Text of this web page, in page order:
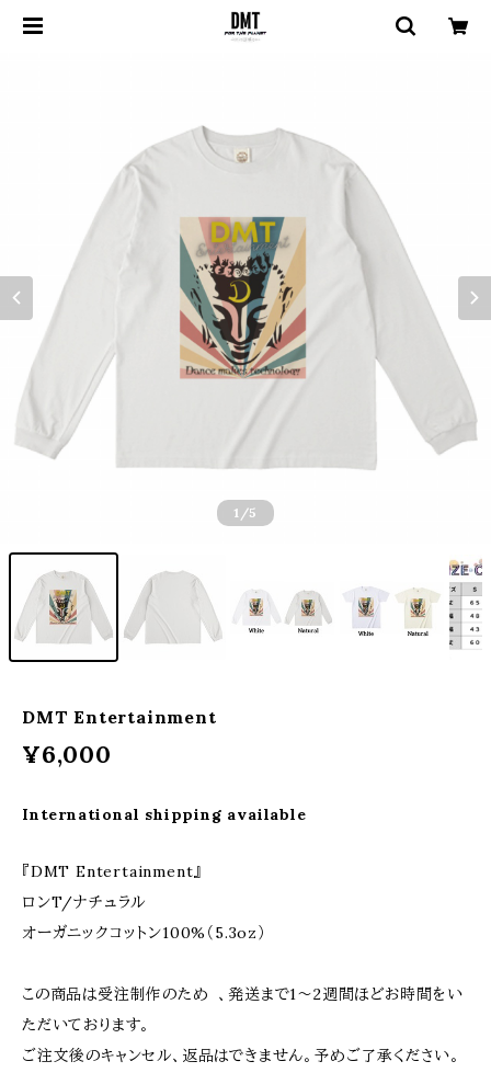
1 /5
DMT Entertainment
¥6,000
International shipping available
『DMT Entertainment』
ロンT/ナチュラル
オーガニックコットン100%（5.3oz）
この商品は受注制作のため 、発送まで1〜2週間ほどお時間をい
ただいております。
ご注文後のキャンセル、返品はできません。予めご了承ください。